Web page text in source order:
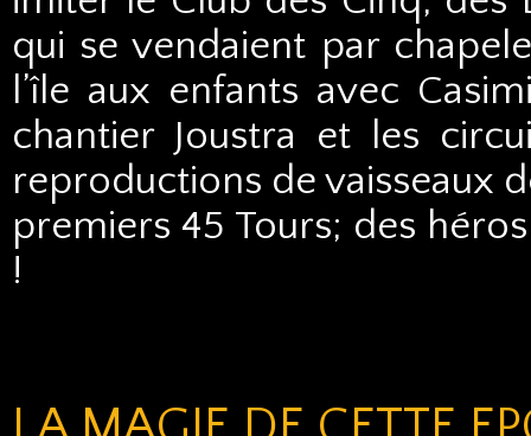
qui se vendaient par
l’île aux enfants avec
chantier Joustra et les
reproductions de vaisseaux
premiers 45 Tours; des
!